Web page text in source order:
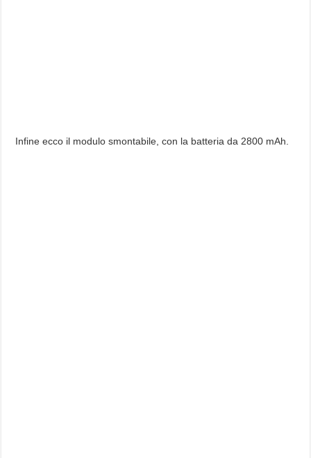
Infine ecco il modulo smontabile, con la batteria da 2800 mAh.